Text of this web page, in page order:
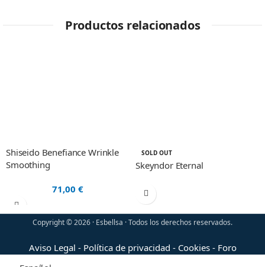
Productos relacionados
Shiseido Benefiance Wrinkle
Smoothing
71,00 €
SOLD OUT
Skeyndor Eternal
Copyright © 2026 · Esbellsa · Todos los derechos reservados.
Aviso Legal - Política de privacidad - Cookies- Foro